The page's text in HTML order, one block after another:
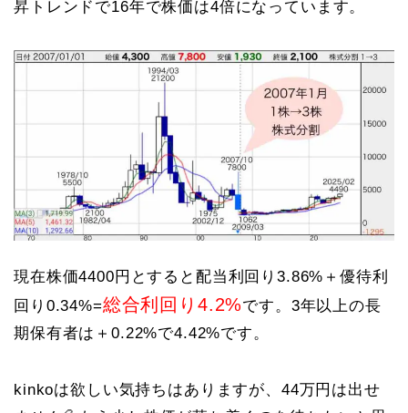
昇トレンドで16年で株価は4倍になっています。
現在株価4400円とすると配当利回り3.86%＋優待利
回り0.34%=総合利回り4.2%です。3年以上の長
期保有者は＋0.22%で4.42%です。
kinkoは欲しい気持ちはありますが、44万円は出せ